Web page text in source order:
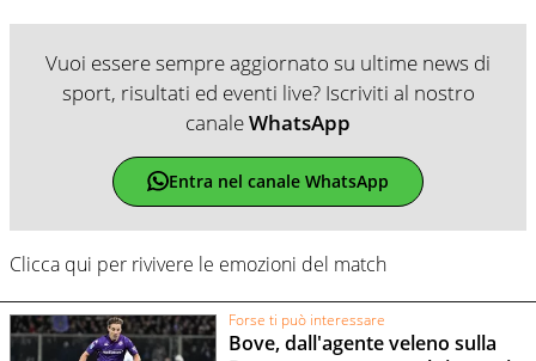
Vuoi essere sempre aggiornato su ultime news di
sport, risultati ed eventi live? Iscriviti al nostro
canaleWhatsApp
Entra nel canale WhatsApp
Clicca qui per rivivere le emozioni del match
Forse ti può interessare
Bove, dall'agente veleno sulla